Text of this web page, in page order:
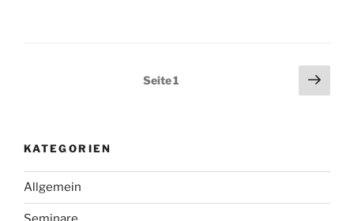
Seitennummerierung
Seite1
KATEGORIEN
Allgemein